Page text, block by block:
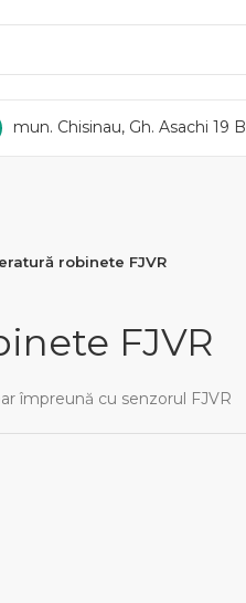
mun. Chisinau, Gh. Asachi 19 B
robinete FJVR
FJVR
împreună cu senzorul FJVR